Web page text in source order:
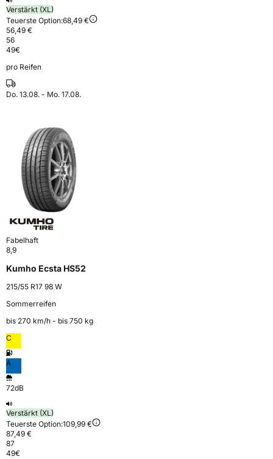
Verstärkt (XL)
Teuerste Option:68,49 €
56,49 €
56
49€
pro Reifen
Do. 13.08. - Mo. 17.08.
Fabelhaft
8,9
Kumho Ecsta HS52
215/55 R17 98 W
Sommerreifen
bis 270 km⁠/⁠h - bis 750 kg
C
A
72dB
Verstärkt (XL)
Teuerste Option:109,99 €
87,49 €
87
49€